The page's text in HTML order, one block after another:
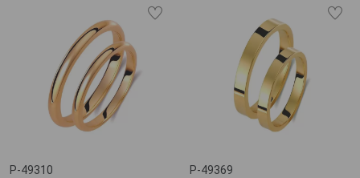
P-49310 P-49369